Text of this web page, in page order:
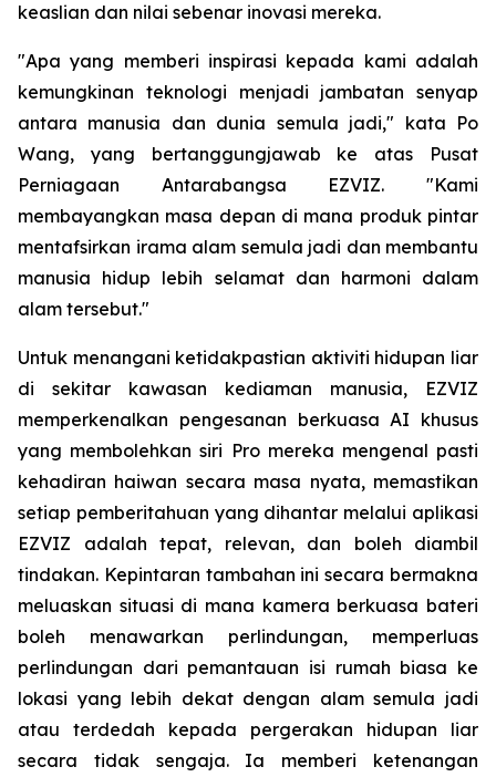
keaslian dan nilai sebenar inovasi mereka.
"Apa yang memberi inspirasi kepada kami adalah
kemungkinan teknologi menjadi jambatan senyap
antara manusia dan dunia semula jadi," kata Po
Wang, yang bertanggungjawab ke atas Pusat
Perniagaan Antarabangsa EZVIZ. "Kami
membayangkan masa depan di mana produk pintar
mentafsirkan irama alam semula jadi dan membantu
manusia hidup lebih selamat dan harmoni dalam
alam tersebut."
Untuk menangani ketidakpastian aktiviti hidupan liar
di sekitar kawasan kediaman manusia, EZVIZ
memperkenalkan pengesanan berkuasa AI khusus
yang membolehkan siri Pro mereka mengenal pasti
kehadiran haiwan secara masa nyata, memastikan
setiap pemberitahuan yang dihantar melalui aplikasi
EZVIZ adalah tepat, relevan, dan boleh diambil
tindakan. Kepintaran tambahan ini secara bermakna
meluaskan situasi di mana kamera berkuasa bateri
boleh menawarkan perlindungan, memperluas
perlindungan dari pemantauan isi rumah biasa ke
lokasi yang lebih dekat dengan alam semula jadi
atau terdedah kepada pergerakan hidupan liar
secara tidak sengaja. Ia memberi ketenangan